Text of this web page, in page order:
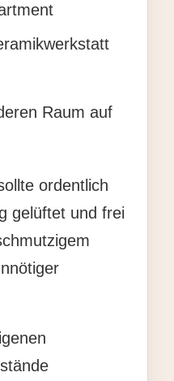
Raum auf
ordentlich
gelüftet und frei